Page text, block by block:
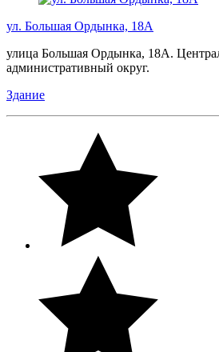
ул. Большая Ордынка, 18А
улица Большая Ордынка, 18А.
административный округ.
Здание